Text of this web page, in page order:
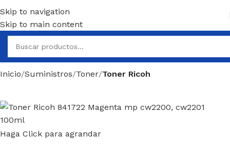
Skip to navigation
Skip to main content
Inicio Suministros Toner Toner Ricoh
Haga Click para agrandar